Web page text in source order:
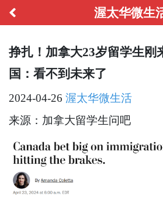
渥太华微生
挣扎！加拿大23岁留学生刚
国：看不到未来了
2024-04-26 渥太华微生活
来源：加拿大留学生问吧